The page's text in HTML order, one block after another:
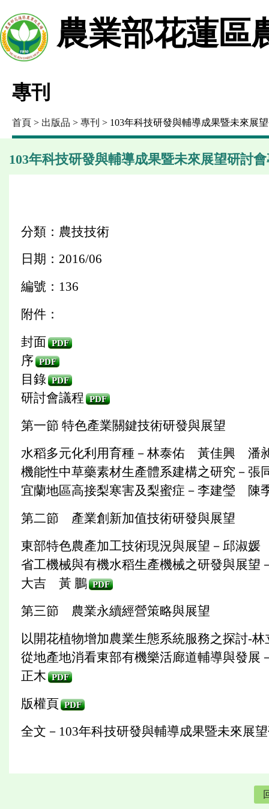
農業部花蓮區
專刊
首頁 > 出版品 > 專刊 > 103年科技研發與輔導成果暨未來展
103年科技研發與輔導成果暨未來展望研討
分類：農技技術
日期：2016/06
編號：136
附件：
封面 PDF
序 PDF
目錄 PDF
研討會議程 PDF
第一節 特色產業關鍵技術研發與展望
水稻多元化利用育種－林泰佑 黃佳興 潘
機能性中草藥素材生產體系建構之研究－張
宜蘭地區高接梨寒害及梨蜜症－李建瑩
第二節 產業創新加值技術研發與展望
東部特色農產加工技術現況與展望－邱
省工機械與有機水稻生產機械之研發與
大吉 黃 鵬 PDF
第三節 農業永續經營策略與展望
以開花植物增加農業生態系統服務之探
從地產地消看東部有機樂活廊道輔導與
正木 PDF
版權頁 PDF
全文－103年科技研發與輔導成果暨未來展